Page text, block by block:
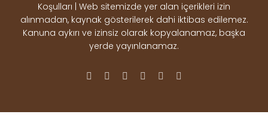
Ürünler
Deck Montaj
Ahşap
Dekorasyon
OSB,
ÇALIŞMA SAATLERİ
Hafta içi : Haftaiçi 09:00 - 18:00
Hafta sonu : Cumartesi 10:00 - 15:00
İLETİŞİM
Koşulları | Web sitemizde yer alan içerikleri izin
alınmadan, kaynak gösterilerek dahi iktibas edilemez.
Kanuna aykırı ve izinsiz olarak kopyalanamaz, başka
yerde yayınlanamaz.